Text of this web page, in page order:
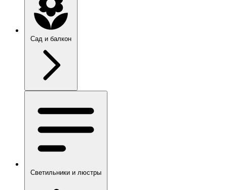
Сад и балкон
Светильники и люстры